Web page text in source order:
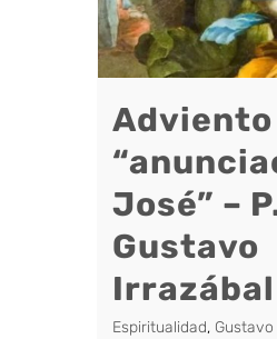
Adviento
José” –
Gustavo
Irrazábal
Espiritualidad,